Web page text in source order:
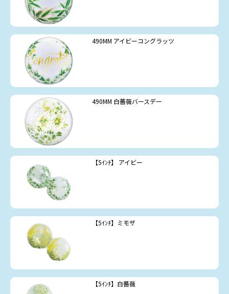
490MM アイビーコングラッツ
490MM 白薔薇バースデー
【5ｲﾝﾁ】 アイビー
【5ｲﾝﾁ】ミモザ
【5ｲﾝﾁ】白薔薇